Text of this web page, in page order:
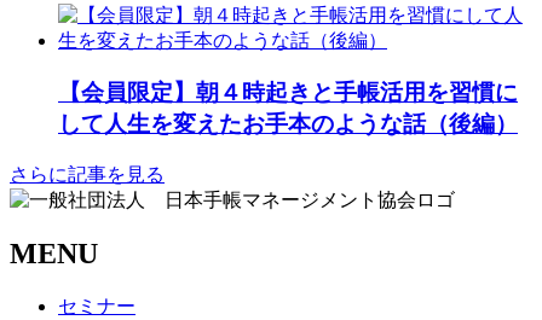
【会員限定】朝４時起きと手帳活用を習慣に
して人生を変えたお手本のような話（後編）
さらに記事を見る
MENU
セミナー